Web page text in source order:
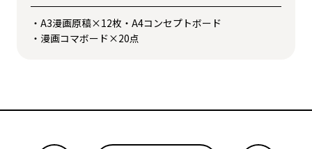
・A3漫画原稿×12枚・A4コンセプトボード
・漫画コマボード×20点